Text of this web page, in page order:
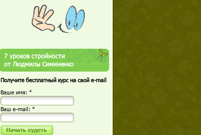
7 уроков стройности
от Людмилы Симиненко
Получите бесплатный курс на свой e-mail
Ваше имя: *
Ваш е-mail: *